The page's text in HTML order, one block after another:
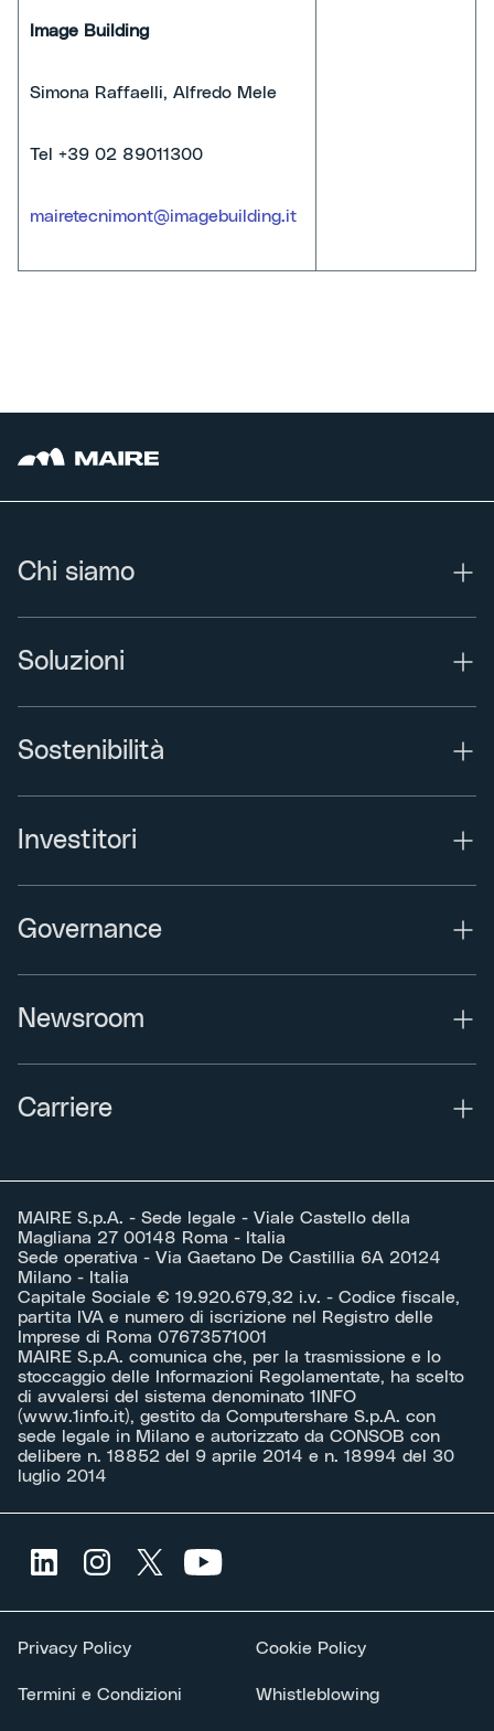
Image Building
Simona Raffaelli, Alfredo Mele
Tel +39 02 89011300
mairetecnimont@imagebuilding.it
Chi siamo
Soluzioni
Sostenibilità
Investitori
Governance
Newsroom
Carriere
MAIRE S.p.A. - Sede legale - Viale Castello della
Magliana 27 00148 Roma - Italia
Sede operativa - Via Gaetano De Castillia 6A 20124
Milano - Italia
Capitale Sociale € 19.920.679,32 i.v. - Codice fiscale,
partita IVA e numero di iscrizione nel Registro delle
Imprese di Roma 07673571001
MAIRE S.p.A. comunica che, per la trasmissione e lo
stoccaggio delle Informazioni Regolamentate, ha scelto
di avvalersi del sistema denominato 1INFO
(www.1info.it), gestito da Computershare S.p.A. con
sede legale in Milano e autorizzato da CONSOB con
delibere n. 18852 del 9 aprile 2014 e n. 18994 del 30
luglio 2014
Privacy Policy Cookie Policy
Termini e Condizioni Whistleblowing